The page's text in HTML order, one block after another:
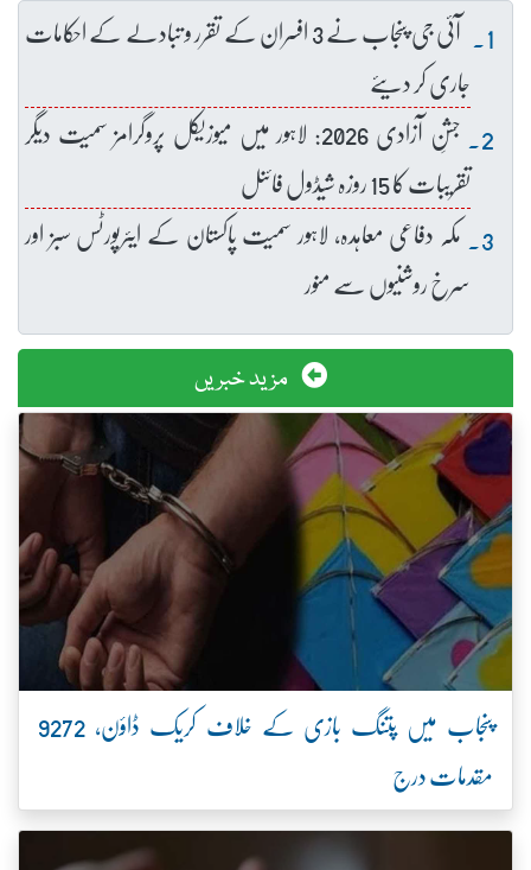
آئی جی پنجاب نے 3 افسران کے تقرر و تبادلے کے احکامات
جاری کر دیئے
جشنِ آزادی 2026: لاہور میں میوزیکل پروگرامز سمیت دیگر
تقریبات کا 15 روزہ شیڈول فائنل
مکہ دفاعی معاہدہ، لاہور سمیت پاکستان کے ایئرپورٹس سبز اور
سرخ روشنیوں سے منور
مزید خبریں
پنجاب میں پتنگ بازی کے خلاف کریک ڈاؤن، 9272
مقدمات درج